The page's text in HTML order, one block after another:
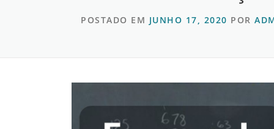
POSTADO EM JUNHO 17, 2020 POR